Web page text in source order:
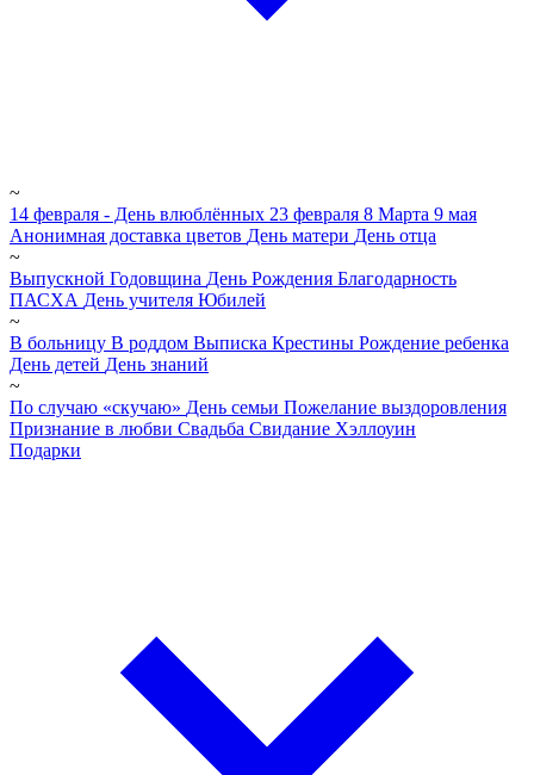
~
14 февраля - День влюблённых 23 февраля 8 Марта 9 мая
Анонимная доставка цветов День матери День отца
~
Выпускной Годовщина День Рождения Благодарность
ПАСХА День учителя Юбилей
~
В больницу В роддом Выписка Крестины Рождение ребенка
День детей День знаний
~
По случаю «скучаю» День семьи Пожелание выздоровления
Признание в любви Свадьба Свидание Хэллоуин
Подарки